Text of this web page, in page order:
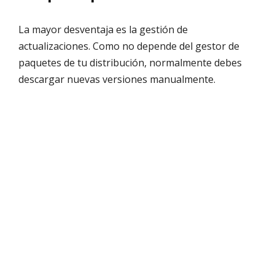
La mayor desventaja es la gestión de
actualizaciones. Como no depende del gestor de
paquetes de tu distribución, normalmente debes
descargar nuevas versiones manualmente.